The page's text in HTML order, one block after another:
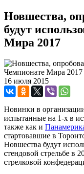
Новшества,
будут
Мира 2017
16 июля 2015
Новинки в
испытанные на 1-х в
также как и
стартовавшие в
Новшества будут
стендовой стрельбе в
стрелковой